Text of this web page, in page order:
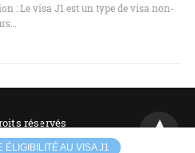
: Le visa J1 est un type de visa non-
réservés
ÉLIGIBILITÉ AU VISA J1